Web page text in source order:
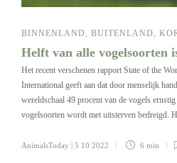
BINNENLAND, BUITENLAND,
Helft van alle vogelsoorten
Het recent verschenen rapport State of the
International geeft aan dat door menselijk
wereldschaal 49 procent van de vogels
vogelsoorten wordt met uitsterven bedreigd.
AnimalsToday | 5 10 2022 6 min